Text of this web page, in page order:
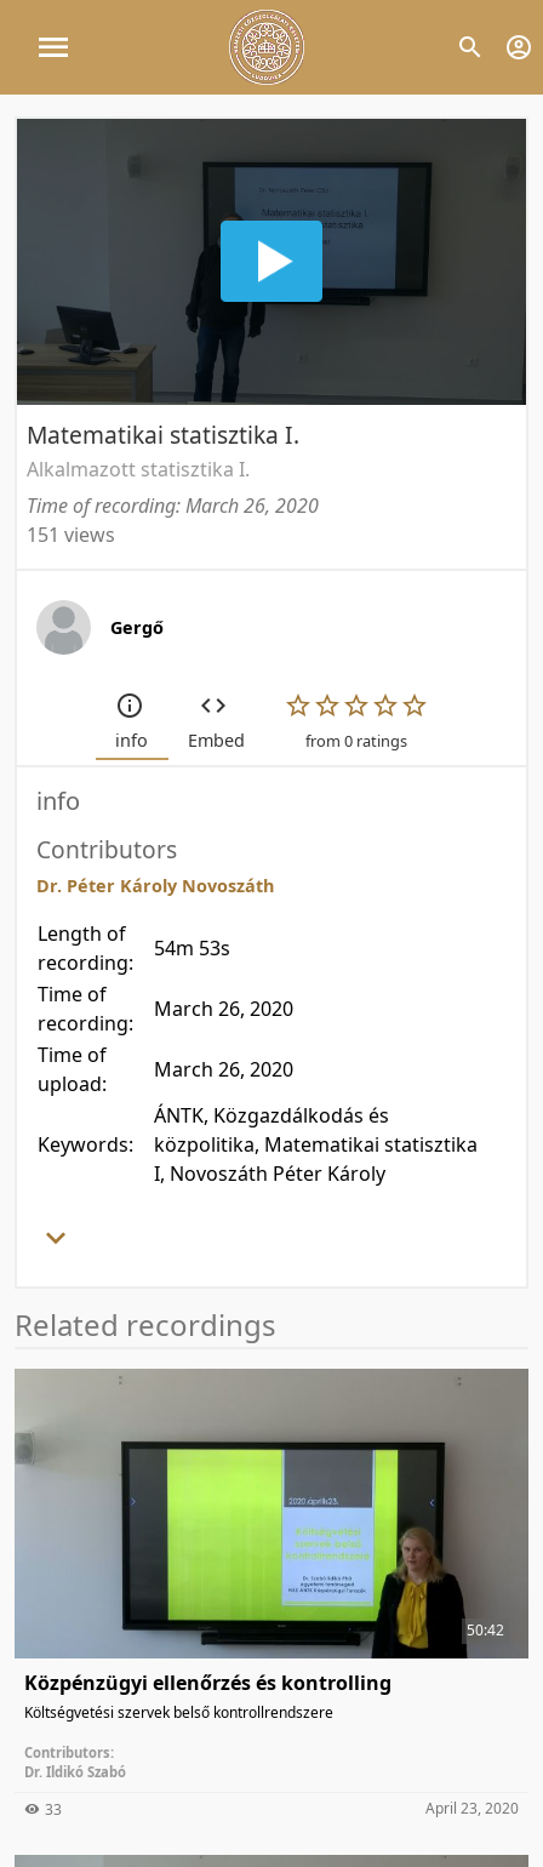
Matematikai statisztika I.
Alkalmazott statisztika I.
Time of recording: March 26, 2020
151 views
Gergő
info Embed from 0 ratings
info
Contributors
Dr. Péter Károly Novoszáth
Length of
recording:
54m 53s
Time of
recording:
March 26, 2020
Time of
upload:
March 26, 2020
Keywords:
ÁNTK, Közgazdálkodás és
közpolitika, Matematikai statisztika
I, Novoszáth Péter Károly
Related recordings
50:42
Közpénzügyi ellenőrzés és kontrolling
Költségvetési szervek belső kontrollrendszere
Contributors:
Dr. Ildikó Szabó
33 April 23, 2020